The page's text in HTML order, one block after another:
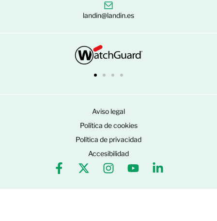
landin@landin.es
Aviso legal
Política de cookies
Política de privacidad
Accesibilidad